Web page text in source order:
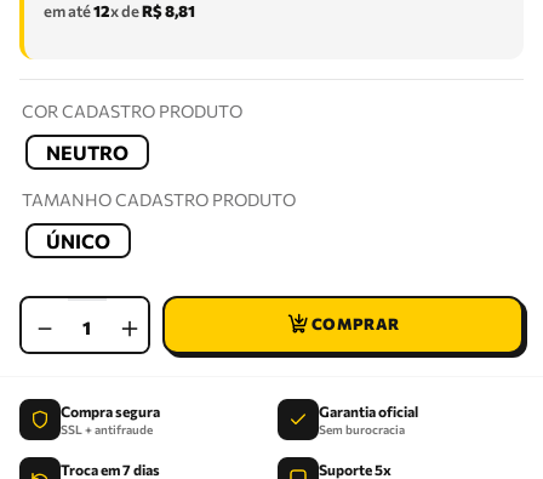
em até12x deR$8,81
COR CADASTRO PRODUTO
NEUTRO
TAMANHO CADASTRO PRODUTO
ÚNICO
＋
－
Compra segura
SSL + antifraude
Garantia oficial
Sem burocracia
Troca em 7 dias Suporte 5x